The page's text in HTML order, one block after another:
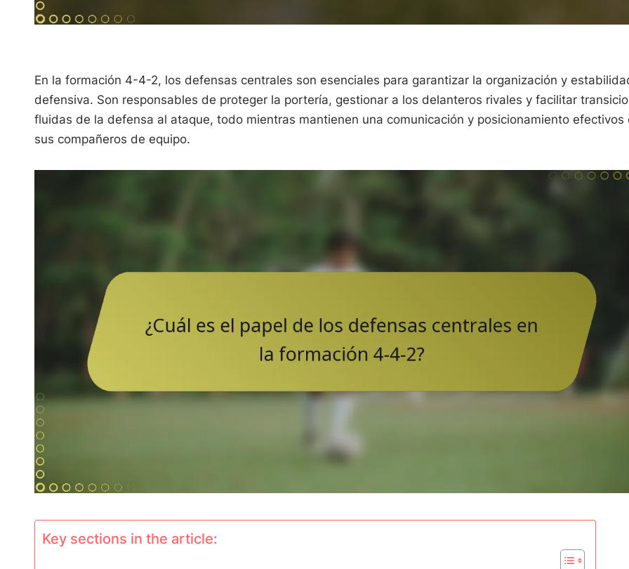
En la formación 4-4-2, los defensas centrales son esenciales para garantizar la organización y
defensiva. Son responsables de proteger la portería, gestionar a los delanteros rivales y facilitar
fluidas de la defensa al ataque, todo mientras mantienen una comunicación y posicionamiento efectivos
sus compañeros de equipo.
Key sections in the article: